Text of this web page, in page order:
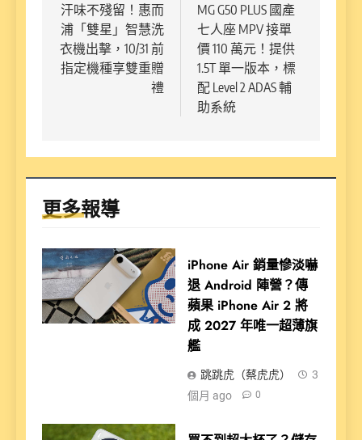
章
導
覽
汗味不殘留！惠而
浦「雙星」智慧洗
衣機出擊，10/31 前
指定機種享雙重贈
禮
MG G50 PLUS 國產
七人座 MPV 接單
價 110 萬元！提供
1.5T 單一版本，標
配 Level 2 ADAS 輔
助系統
更多報導
iPhone Air 銷量慘淡嚇
退 Android 陣營？傳
蘋果 iPhone Air 2 將
成 2027 年唯一超薄旗
艦
跳跳虎（蔡虎虎）
3
個月 ago
0